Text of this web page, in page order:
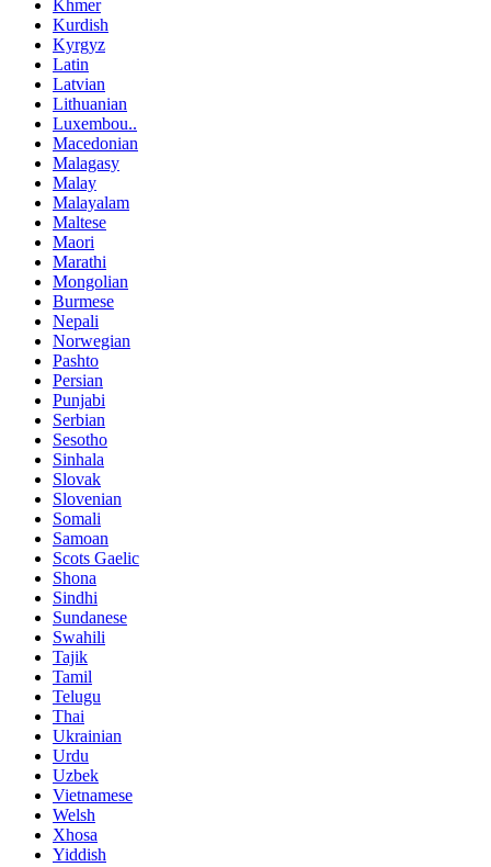
Khmer
Kurdish
Kyrgyz
Latin
Latvian
Lithuanian
Luxembou..
Macedonian
Malagasy
Malay
Malayalam
Maltese
Maori
Marathi
Mongolian
Burmese
Nepali
Norwegian
Pashto
Persian
Punjabi
Serbian
Sesotho
Sinhala
Slovak
Slovenian
Somali
Samoan
Scots Gaelic
Shona
Sindhi
Sundanese
Swahili
Tajik
Tamil
Telugu
Thai
Ukrainian
Urdu
Uzbek
Vietnamese
Welsh
Xhosa
Yiddish